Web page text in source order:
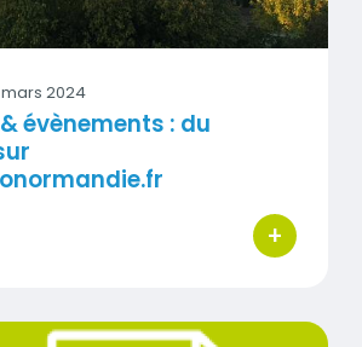
mars 2024
évènements : du
+
bouton